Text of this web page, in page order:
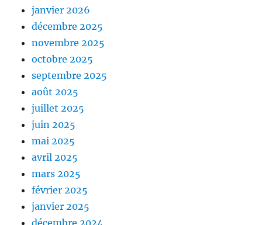
janvier 2026
décembre 2025
novembre 2025
octobre 2025
septembre 2025
août 2025
juillet 2025
juin 2025
mai 2025
avril 2025
mars 2025
février 2025
janvier 2025
décembre 2024